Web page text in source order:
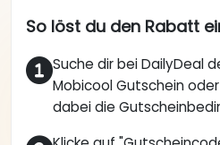
So löst du den Rabatt
Suche dir bei DailyDeal
Mobicool Gutschein
dabei die